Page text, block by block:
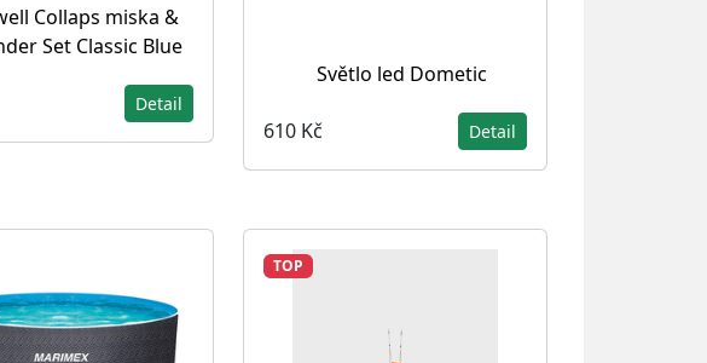
Collaps miska &
Set Classic Blue
Detail
Světlo led Dometic
610 Kč Detail
TOP